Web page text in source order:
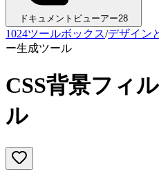
ドキュメントビューアー28
1024ツールボックス/デザイン
ー生成ツール
CSS背景フィ
ル